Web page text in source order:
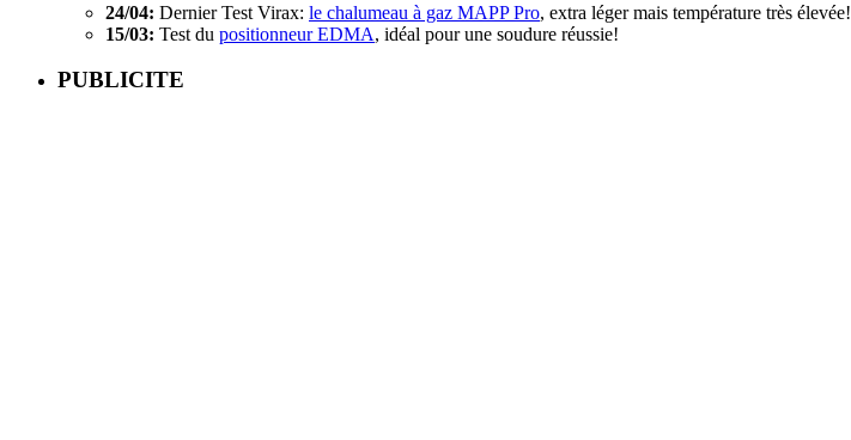
24/04: Dernier Test Virax: le chalumeau à gaz MAPP Pro, extra léger mais température très élevée!
15/03: Test du positionneur EDMA, idéal pour une soudure réussie!
PUBLICITE